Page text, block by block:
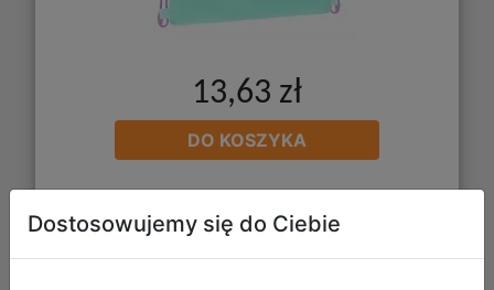
13,63 zł
DO KOSZYKA
Galeria zdjęć
Dostosowujemy się do Ciebie